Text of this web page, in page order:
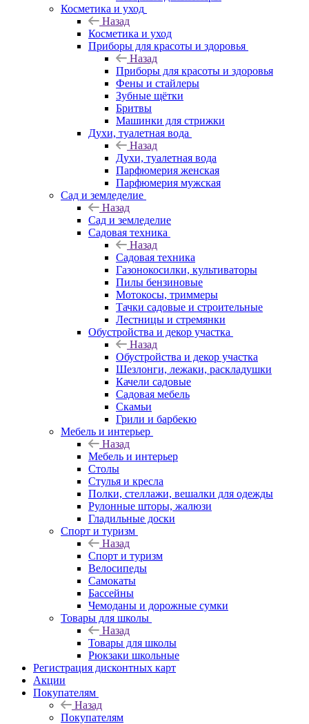
Косметика и уход
Назад
Косметика и уход
Приборы для красоты и здоровья
Назад
Приборы для красоты и здоровья
Фены и стайлеры
Зубные щётки
Бритвы
Машинки для стрижки
Духи, туалетная вода
Назад
Духи, туалетная вода
Парфюмерия женская
Парфюмерия мужская
Сад и земледелие
Назад
Сад и земледелие
Садовая техника
Назад
Садовая техника
Газонокосилки, культиваторы
Пилы бензиновые
Мотокосы, триммеры
Тачки садовые и строительные
Лестницы и стремянки
Обустройства и декор участка
Назад
Обустройства и декор участка
Шезлонги, лежаки, раскладушки
Качели садовые
Садовая мебель
Скамьи
Грили и барбекю
Мебель и интерьер
Назад
Мебель и интерьер
Столы
Стулья и кресла
Полки, стеллажи, вешалки для одежды
Рулонные шторы, жалюзи
Гладильные доски
Спорт и туризм
Назад
Спорт и туризм
Велосипеды
Самокаты
Бассейны
Чемоданы и дорожные сумки
Товары для школы
Назад
Товары для школы
Рюкзаки школьные
Регистрация дисконтных карт
Акции
Покупателям
Назад
Покупателям